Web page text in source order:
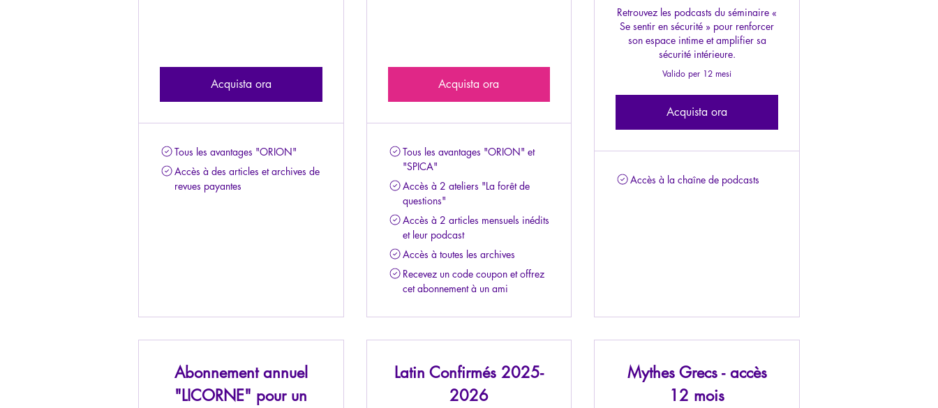
Acquista ora
Tous les avantages "ORION"
Accès à des articles et archives de
revues payantes
Acquista ora
Tous les avantages "ORION" et
"SPICA"
Accès à 2 ateliers "La forêt de
questions"
Accès à 2 articles mensuels inédits
et leur podcast
Accès à toutes les archives
Recevez un code coupon et offrez
cet abonnement à un ami
Retrouvez les podcasts du séminaire «
Se sentir en sécurité » pour renforcer
son espace intime et amplifier sa
sécurité intérieure.
Valido per 12 mesi
Acquista ora
Accès à la chaîne de podcasts
Abonnement annuel
"LICORNE" pour un
Latin Confirmés 2025-
2026
Mythes Grecs - accès
12 mois